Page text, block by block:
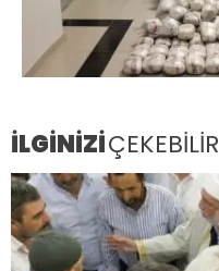
İLGİNİZİÇEKEBİLİR